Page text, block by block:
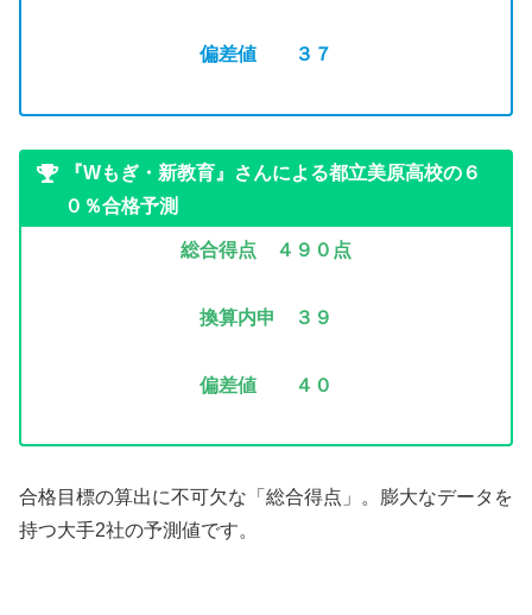
偏差値 ３７
『Wもぎ・新教育』さんによる都立美原高校の６
０％合格予測
総合得点 ４９０ 点
換算内申 ３９
偏差値 ４０
合格目標の算出に不可欠な「総合得点」。膨大なデータを
持つ大手2社の予測値です。